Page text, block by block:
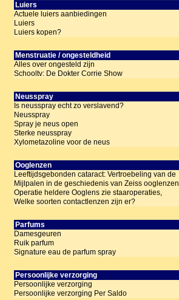
Luiers
Actuele luiers aanbiedingen
Luiers
Luiers kopen?
Menstruatie / ongesteldheid
Alles over ongesteld zijn
Schooltv: De Dokter Corrie Show
Neusspray
Is neusspray echt zo verslavend?
Neusspray
Spray je neus open
Sterke neusspray
Xylometazoline voor de neus
Ooglenzen
Leeftijdsgebonden cataract: Vertroebeling van de
Mijlpalen in de geschiedenis van Zeiss ooglenzen
Operatie heldere Ooglens zie staaroperaties,
Welke soorten contactlenzen zijn er?
Parfums
Damesgeuren
Ruik parfum
Signature eau de parfum spray
Persoonlijke verzorging
Persoonlijke verzorging
Persoonlijke verzorging Per Saldo